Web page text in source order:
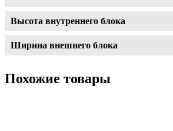
Высота внутреннего блока
Ширина внешнего блока
Похожие товары